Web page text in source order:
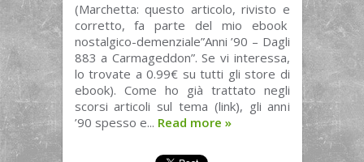
(Marchetta: questo articolo, rivisto e
corretto, fa parte del mio ebook
nostalgico-demenziale”Anni ’90 – Dagli
883 a Carmageddon”. Se vi interessa,
lo trovate a 0.99€ su tutti gli store di
ebook). Come ho già trattato negli
scorsi articoli sul tema (link), gli anni
’90 spesso e... Read more »